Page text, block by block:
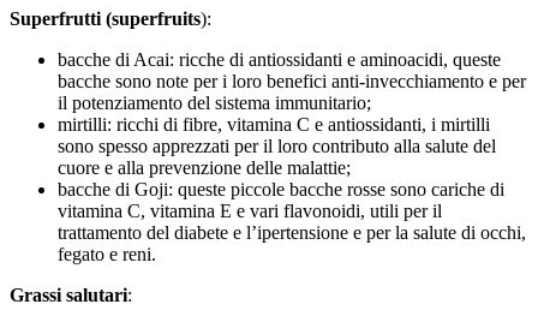
Superfrutti (superfruits):
bacche di Acai: ricche di antiossidanti e aminoacidi, queste
bacche sono note per i loro benefici anti-invecchiamento e per
il potenziamento del sistema immunitario;
mirtilli: ricchi di fibre, vitamina C e antiossidanti, i mirtilli
sono spesso apprezzati per il loro contributo alla salute del
cuore e alla prevenzione delle malattie;
bacche di Goji: queste piccole bacche rosse sono cariche di
vitamina C, vitamina E e vari flavonoidi, utili per il
trattamento del diabete e l’ipertensione e per la salute di occhi,
fegato e reni.
Grassi salutari: